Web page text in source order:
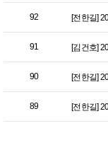
92 [전한길]
91 [김건호]
90 [전한길]
89 [전한길]